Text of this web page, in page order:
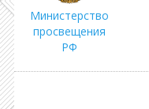
Министерство
просвещения
РФ